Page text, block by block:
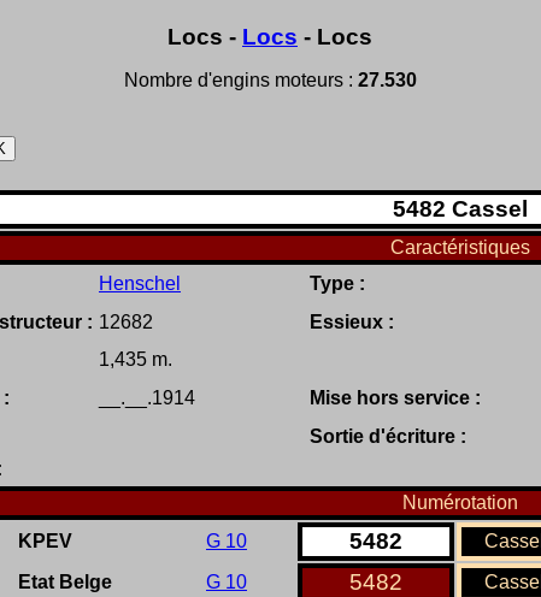
Locs - Locs - Locs
Nombre d'engins moteurs : 27.530
5482 Cassel
Caractéristiques
Henschel Type :
: 12682 Essieux :
1,435 m.
__.__.1914 Mise hors service :
Sortie d'écriture :
Numérotation
KPEV G 10 5482 Cassel
Etat Belge G 10 5482 Cassel